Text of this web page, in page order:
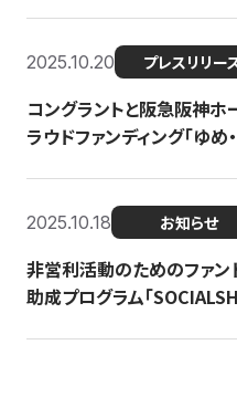
2025.10.20 プレスリリー
コングラントと阪急阪神ホ
ラウドファンディング「ゆめ
2025.10.18 お知らせ
非営利活動のためのファン
助成プログラム「